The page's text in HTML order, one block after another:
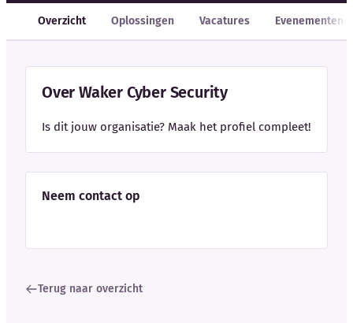
Overzicht Oplossingen Vacatures Evenementen
Over Waker Cyber Security
Is dit jouw organisatie? Maak het profiel compleet!
Neem contact op
Terug naar overzicht